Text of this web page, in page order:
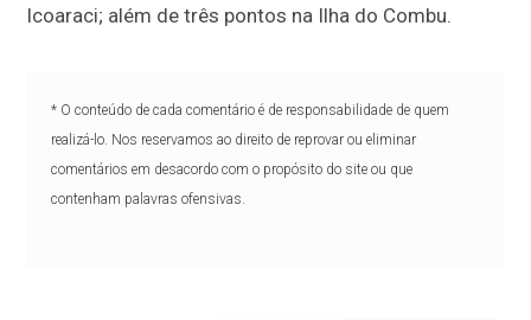
Icoaraci; além de três pontos na Ilha do Combu.
* O conteúdo de cada comentário é de responsabilidade de quem
realizá-lo. Nos reservamos ao direito de reprovar ou eliminar
comentários em desacordo com o propósito do site ou que
contenham palavras ofensivas.